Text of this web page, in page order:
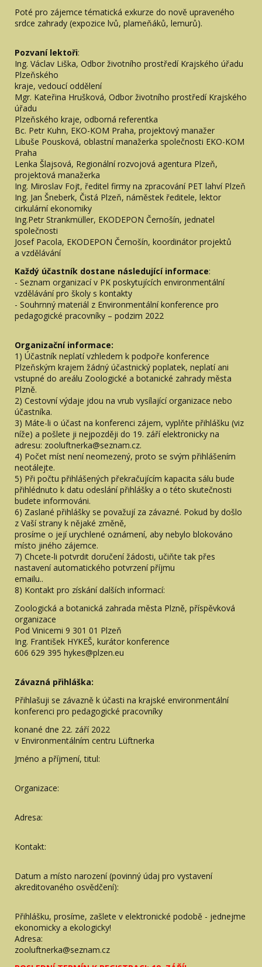
Poté pro zájemce tématická exkurze do nově upraveného
srdce zahrady (expozice lvů, plameňáků, lemurů).
Pozvaní lektoři:
Ing. Václav Liška, Odbor životního prostředí Krajského úřadu
Plzeňského
kraje, vedoucí oddělení
Mgr. Kateřina Hrušková, Odbor životního prostředí Krajského
úřadu
Plzeňského kraje, odborná referentka
Bc. Petr Kuhn, EKO-KOM Praha, projektový manažer
Libuše Pousková, oblastní manažerka společnosti EKO-KOM
Praha
Lenka Šlajsová, Regionální rozvojová agentura Plzeň,
projektová manažerka
Ing. Miroslav Fojt, ředitel firmy na zpracování PET lahví Plzeň
Ing. Jan Šneberk, Čistá Plzeň, náměstek ředitele, lektor
cirkulární ekonomiky
Ing.Petr Strankmüller, EKODEPON Černošín, jednatel
společnosti
Josef Pacola, EKODEPON Černošín, koordinátor projektů
a vzdělávání
Každý účastník dostane následující informace:
- Seznam organizací v PK poskytujících environmentální
vzdělávání pro školy s kontakty
- Souhrnný materiál z Environmentální konference pro
pedagogické pracovníky – podzim 2022
Organizační informace:
1) Účastník neplatí vzhledem k podpoře konference
Plzeňským krajem žádný účastnický poplatek, neplatí ani
vstupné do areálu Zoologické a botanické zahrady města
Plzně.
2) Cestovní výdaje jdou na vrub vysílající organizace nebo
účastníka.
3) Máte-li o účast na konferenci zájem, vyplňte přihlášku (viz
níže) a pošlete ji nejpozději do 19. září elektronicky na
adresu: zooluftnerka@seznam.cz.
4) Počet míst není neomezený, proto se svým přihlášením
neotálejte.
5) Při počtu přihlášených překračujícím kapacita sálu bude
přihlédnuto k datu odeslání přihlášky a o této skutečnosti
budete informováni.
6) Zaslané přihlášky se považují za závazné. Pokud by došlo
z Vaší strany k nějaké změně,
prosíme o její urychlené oznámení, aby nebylo blokováno
místo jiného zájemce.
7) Chcete-li potvrdit doručení žádosti, učiňte tak přes
nastavení automatického potvrzení příjmu
emailu..
8) Kontakt pro získání dalších informací:
Zoologická a botanická zahrada města Plzně, příspěvková
organizace
Pod Vinicemi 9 301 01 Plzeň
Ing. František HYKEŠ, kurátor konference
606 629 395 hykes@plzen.eu
Závazná přihláška:
Přihlašuji se závazně k účasti na krajské environmentální
konferenci pro pedagogické pracovníky
konané dne 22. září 2022
v Environmentálním centru Lüftnerka
Jméno a příjmení, titul:
Organizace:
Adresa:
Kontakt:
Datum a místo narození (povinný údaj pro vystavení
akreditovaného osvědčení):
Přihlášku, prosíme, zašlete v elektronické podobě - jednejme
ekonomicky a ekologicky!
Adresa:
zooluftnerka@seznam.cz